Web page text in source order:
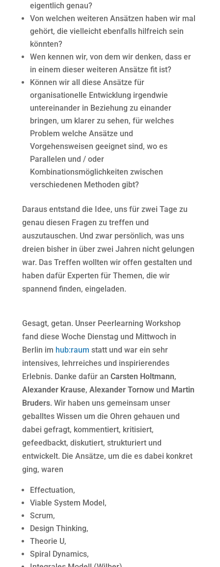
eigentlich genau?
Von welchen weiteren Ansätzen haben wir mal
gehört, die vielleicht ebenfalls hilfreich sein
könnten?
Wen kennen wir, von dem wir denken, dass er
in einem dieser weiteren Ansätze fit ist?
Können wir all diese Ansätze für
organisationelle Entwicklung irgendwie
untereinander in Beziehung zu einander
bringen, um klarer zu sehen, für welches
Problem welche Ansätze und
Vorgehensweisen geeignet sind, wo es
Parallelen und / oder
Kombinationsmöglichkeiten zwischen
verschiedenen Methoden gibt?
Daraus entstand die Idee, uns für zwei Tage zu
genau diesen Fragen zu treffen und
auszutauschen. Und zwar persönlich, was uns
dreien bisher in über zwei Jahren nicht gelungen
war. Das Treffen wollten wir offen gestalten und
haben dafür Experten für Themen, die wir
spannend finden, eingeladen.
Gesagt, getan. Unser Peerlearning Workshop
fand diese Woche Dienstag und Mittwoch in
Berlin im hub:raum statt und war ein sehr
intensives, lehrreiches und inspirierendes
Erlebnis. Danke dafür an Carsten Holtmann,
Alexander Krause, Alexander Tornowund Martin
Bruders. Wir haben uns gemeinsam unser
geballtes Wissen um die Ohren gehauen und
dabei gefragt, kommentiert, kritisiert,
gefeedbackt, diskutiert, strukturiert und
entwickelt. Die Ansätze, um die es dabei konkret
ging, waren
Effectuation,
Viable System Model,
Scrum,
Design Thinking,
Theorie U,
Spiral Dynamics,